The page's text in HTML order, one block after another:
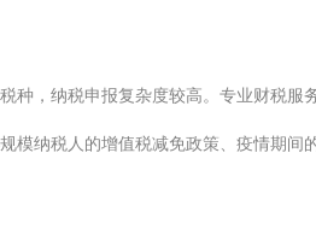
种，纳税申报复杂度较高。专业财税
模纳税人的增值税减免政策、疫情期间